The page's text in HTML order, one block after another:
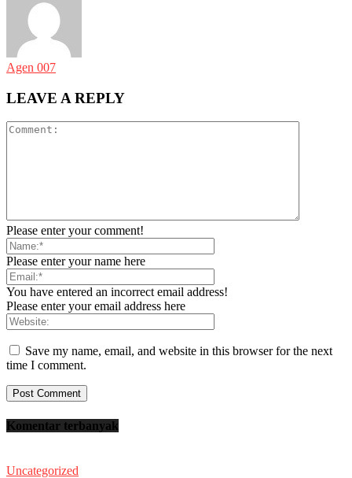
Agen 007
LEAVE A REPLY
Please enter your comment!
Please enter your name here
You have entered an incorrect email address!
Please enter your email address here
Save my name, email, and website in this browser for the next
time I comment.
Komentar terbanyak
Uncategorized